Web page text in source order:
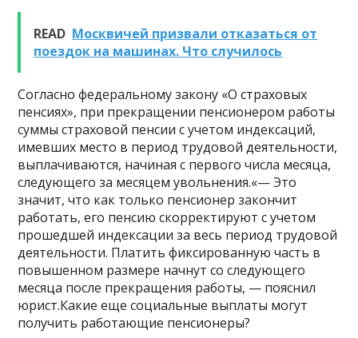
READ Москвичей призвали отказаться от
поездок на машинах. Что случилось
Согласно федеральному закону «О страховых
пенсиях», при прекращении пенсионером работы
суммы страховой пенсии с учетом индексаций,
имевших место в период трудовой деятельности,
выплачиваются, начиная с первого числа месяца,
следующего за месяцем увольнения.«— Это
значит, что как только пенсионер закончит
работать, его пенсию скорректируют с учетом
прошедшей индексации за весь период трудовой
деятельности. Платить фиксированную часть в
повышенном размере начнут со следующего
месяца после прекращения работы, — пояснил
юрист.Какие еще социальные выплаты могут
получить работающие пенсионеры?